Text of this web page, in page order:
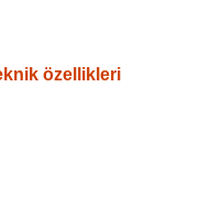
özellikleri